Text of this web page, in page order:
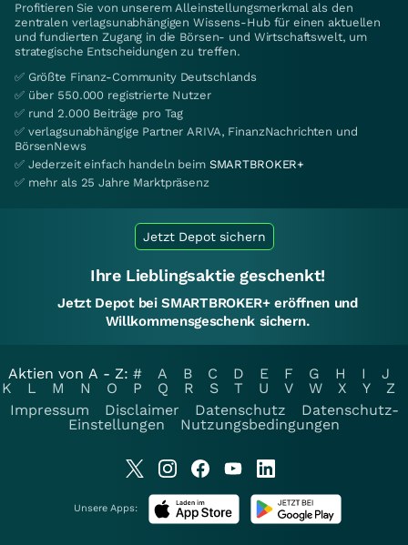
Profitieren Sie von unserem Alleinstellungsmerkmal als den
zentralen verlagsunabhängigen Wissens-Hub für einen aktuellen
und fundierten Zugang in die Börsen- und Wirtschaftswelt, um
strategische Entscheidungen zu treffen.
✅ Größte Finanz-Community Deutschlands
✅ über 550.000 registrierte Nutzer
✅ rund 2.000 Beiträge pro Tag
✅ verlagsunabhängige Partner ARIVA, FinanzNachrichten und
BörsenNews
✅ Jederzeit einfach handeln beim SMARTBROKER+
✅ mehr als 25 Jahre Marktpräsenz
Jetzt Depot sichern
Ihre Lieblingsaktie geschenkt!
Jetzt Depot bei SMARTBROKER+ eröffnen und
Willkommensgeschenk sichern.
Aktien von A - Z: # A B C D E F G H I
J
K
L M N O P Q R S T U V W X Y
Z
Impressum
Disclaimer Datenschutz
Datenschutz-
Einstellungen
Nutzungsbedingungen
Unsere Apps: